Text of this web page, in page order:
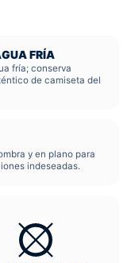
FRÍA
fría; conserva
de camiseta del
y en plano para
indeseadas.